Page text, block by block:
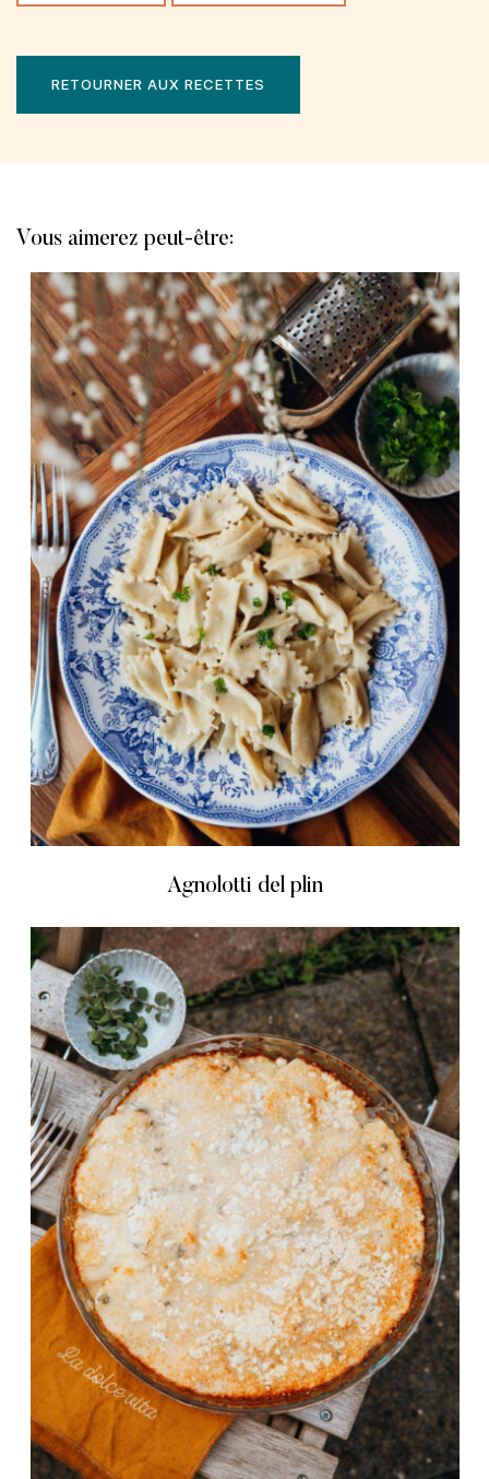
RETOURNER AUX RECETTES
Vous aimerez peut-être:
Agnolotti del plin